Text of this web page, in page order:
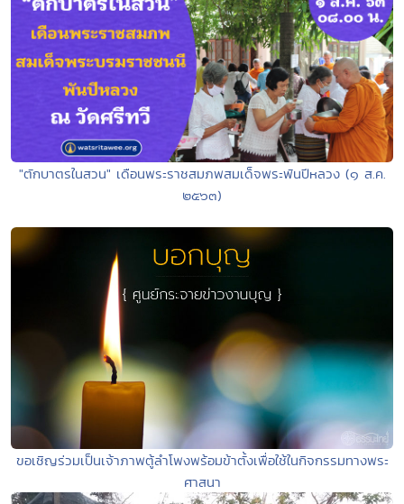
"ตักบาตรในสวน" เดือนพระราชสมภพสมเด็จพระพันปีหลวง (๑ ส.ค.
๒๕๖๓)
ขอเชิญร่วมเป็นเจ้าภาพตู้ลำโพงพร้อมข้าตั้งเพื่อใช้ในกิจกรรมทางพระ
ศาสนา